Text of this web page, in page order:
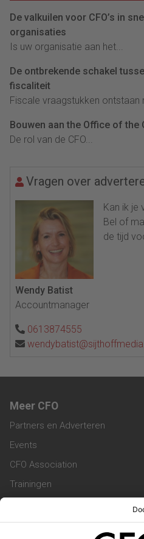
De valkuilen voor CFO’s in
organisaties
Is uw organisatie aan het...
De ontbrekende schakel
fiscaliteit
Fiscale vraagstukken ontstaan
Bouwen aan the Office of the
De rol van de CFO...
Vragen over
Kan ik je
Bel of
de tijd
Wendy Batist
Accountmanager
0613874555
Meer CFO
Partners en Adverteren
Events
CFO Association
Trainingen
Vacatures